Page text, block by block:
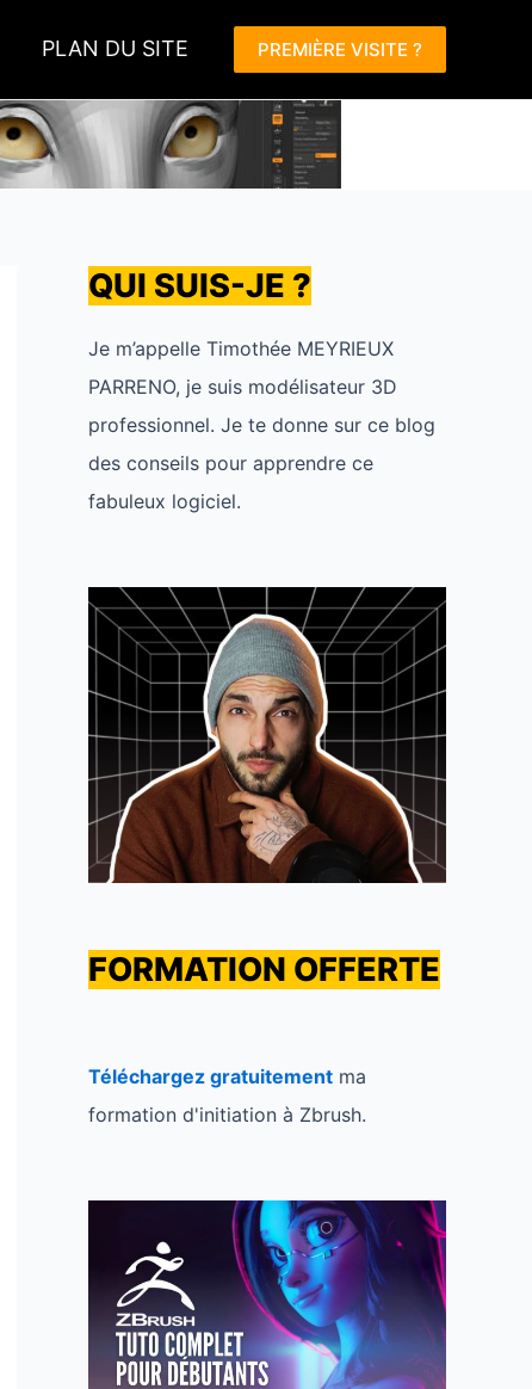
PLAN DU SITE PREMIÈRE VISITE ?
QUI SUIS-JE ?
Je m’appelle Timothée MEYRIEUX
PARRENO, je suis modélisateur 3D
professionnel. Je te donne sur ce blog
des conseils pour apprendre ce
fabuleux logiciel.
FORMATION OFFERTE
Téléchargez gratuitement ma
formation d'initiation à Zbrush.